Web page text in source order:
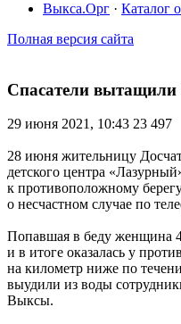
Выкса.Орг · Каталог
Полная версия сайта
Спасатели
29 июня 2021, 10:43 23 497
28 июня жительницу
детского центра
к противоположному
о несчастном случае по
Попавшая в беду женщина
и в итоге оказалась у
на километр ниже по
выудили из воды
Выксы.